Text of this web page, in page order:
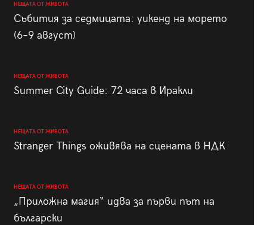
НЕЩАТА ОТ ЖИВОТА
Събития за седмицата: уикенд на морето
(6–9 август)
НЕЩАТА ОТ ЖИВОТА
Summer City Guide: 72 часа в Иракли
НЕЩАТА ОТ ЖИВОТА
Stranger Things оживява на сцената в НДК
НЕЩАТА ОТ ЖИВОТА
„Приложна магия“ идва за първи път на
български